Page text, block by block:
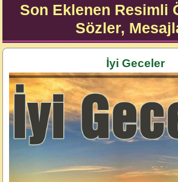
Son Eklenen Resimli
Sözler,
İyi Geceler